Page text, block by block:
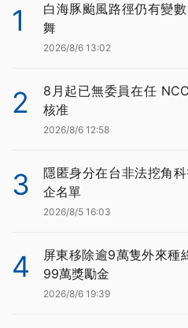
1
白海豚颱風路徑仍有變
舞
2026/8/6 13:02
2
8月起已無委員在任
核准
2026/8/6 12:58
3
隱匿身分在台非法挖角
企名單
2026/8/5 16:03
4
屏東移除逾9萬隻外來種
99萬獎勵金
2026/8/6 19:39